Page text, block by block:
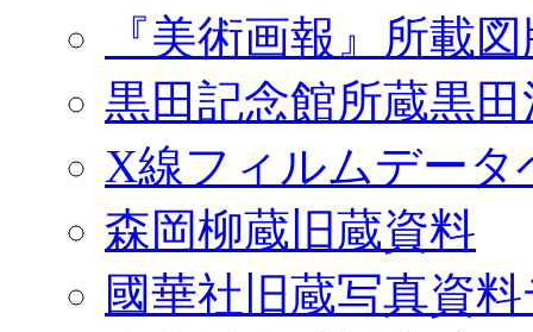
『美術画報』所載
黒田記念館所蔵黒
X線フィルムデータ
森岡柳蔵旧蔵資料
國華社旧蔵写真資